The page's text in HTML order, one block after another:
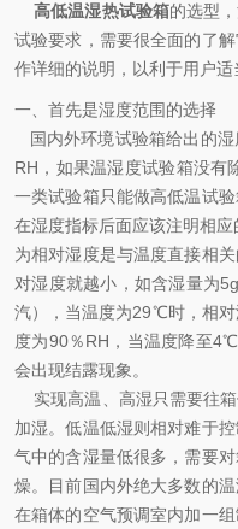
高低温湿热试验箱的选型
试验要求，需要很全面的了
作详细的说明，以利于用户适
一、 首先是湿度范围的选择
国内外环境试验箱给出的
RH，如果温湿度试验箱没有
一类试验箱只能做高低温试
在湿度指标后面应该注明相
为相对湿度是与温度直接相
对湿度就越小，如含湿量为
汽），当温度为29℃时，相
度为90％RH，当温度降至
会出现结露现象。
实现高温、高湿只需要往
加湿。低温低湿则相对难于
气中的含湿量低很多，需要
燥。目前国内外绝大多数的
在箱体的空气预调室内加一